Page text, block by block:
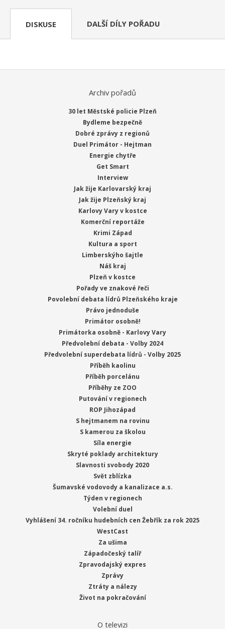
DISKUSE DALŠÍ DÍLY POŘADU
Archiv pořadů
30 let Městské policie Plzeň
Bydleme bezpečně
Dobré zprávy z regionů
Duel Primátor - Hejtman
Energie chytře
Get Smart
Interview
Jak žije Karlovarský kraj
Jak žije Plzeňský kraj
Karlovy Vary v kostce
Komerční reportáže
Krimi Západ
Kultura a sport
Limberskýho šajtle
Náš kraj
Plzeň v kostce
Pořady ve znakové řeči
Povolební debata lídrů Plzeňského kraje
Právo jednoduše
Primátor osobně!
Primátorka osobně - Karlovy Vary
Předvolební debata - Volby 2024
Předvolební superdebata lídrů - Volby 2025
Příběh kaolinu
Příběh porcelánu
Příběhy ze ZOO
Putování v regionech
ROP Jihozápad
S hejtmanem na rovinu
S kamerou za školou
Síla energie
Skryté poklady architektury
Slavnosti svobody 2020
Svět zblízka
Šumavské vodovody a kanalizace a.s.
Týden v regionech
Volební duel
Vyhlášení 34. ročníku hudebních cen Žebřík za rok 2025
WestCast
Za ušima
Západočeský talíř
Zpravodajský expres
Zprávy
Ztráty a nálezy
Život na pokračování
O televizi